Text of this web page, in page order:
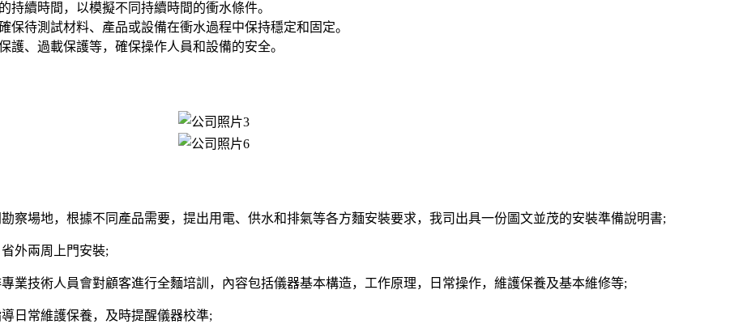
續時間，以模擬不同持續時間的衝水條件。
待測試材料、產品或設備在衝水過程中保持穩定和固定。
、過載保護等，確保操作人員和設備的安全。
察場地，根據不同產品需要，提出用電、供水和排氣等各方麵安裝要求，我司出具一份圖文並茂的安裝準備說明書;
外兩周上門安裝;
業技術人員會對顧客進行全麵培訓，內容包括儀器基本構造，工作原理，日常操作，維護保養及基本維修等;
日常維護保養，及時提醒儀器校準;